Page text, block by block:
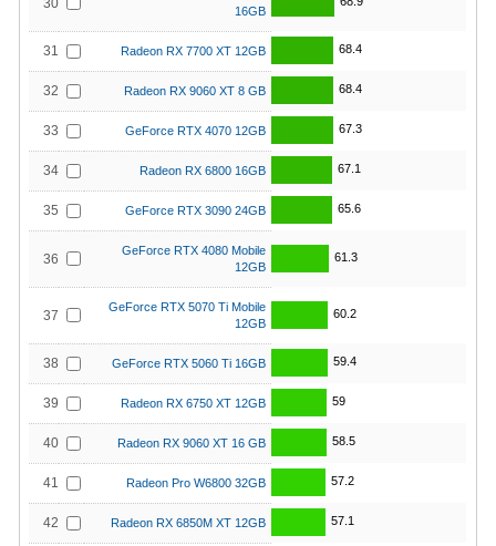
30
16GB
31 Radeon RX 7700 XT 12GB 68.4
32 Radeon RX 9060 XT 8 GB 68.4
33 GeForce RTX 4070 12GB 67.3
34 Radeon RX 6800 16GB 67.1
35 GeForce RTX 3090 24GB 65.6
36
GeForce RTX 4080 Mobile
12GB
61.3
37
GeForce RTX 5070 Ti Mobile
12GB
60.2
38 GeForce RTX 5060 Ti 16GB 59.4
39 Radeon RX 6750 XT 12GB 59
40 Radeon RX 9060 XT 16 GB 58.5
41 Radeon Pro W6800 32GB 57.2
42 Radeon RX 6850M XT 12GB 57.1